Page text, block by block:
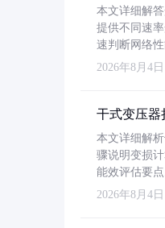
本文详细解
提供不同速
速判断网络性
2026年8月4日
干式变压器
本文详细解
骤说明变损
能效评估要点
2026年8月4日